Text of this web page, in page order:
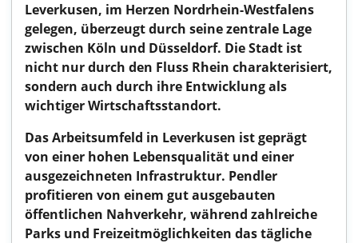
Leverkusen, im Herzen Nordrhein-Westfalens
gelegen, überzeugt durch seine zentrale Lage
zwischen Köln und Düsseldorf. Die Stadt ist
nicht nur durch den Fluss Rhein charakterisiert,
sondern auch durch ihre Entwicklung als
wichtiger Wirtschaftsstandort.
Das Arbeitsumfeld in Leverkusen ist geprägt
von einer hohen Lebensqualität und einer
ausgezeichneten Infrastruktur. Pendler
profitieren von einem gut ausgebauten
öffentlichen Nahverkehr, während zahlreiche
Parks und Freizeitmöglichkeiten das tägliche